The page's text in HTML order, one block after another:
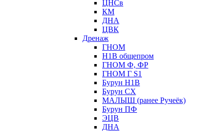
ЦНСв
КМ
ДНА
ЦВК
Дренаж
ГНОМ
Н1В общепром
ГНОМ Ф, ФР
ГНОМ Г S1
Бурун Н1В
Бурун СХ
МАЛЫШ (ранее Ручеёк)
Бурун ПФ
ЭЦВ
ДНА